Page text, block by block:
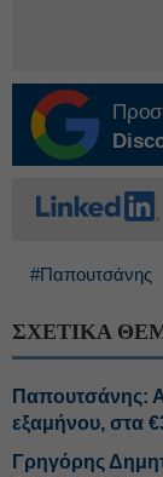
#Παπουτσάνης
ΣΧΕΤΙΚΑ
Παπουτσάνης:
εξαμήνου, στα
Γρηγόρης